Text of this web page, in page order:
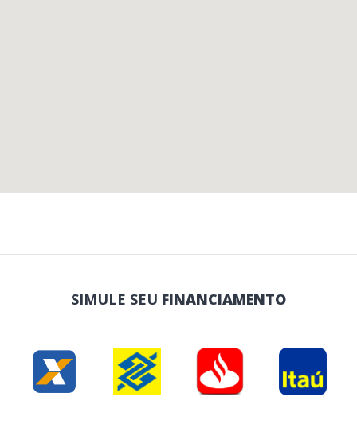
SIMULE SEU FINANCIAMENTO